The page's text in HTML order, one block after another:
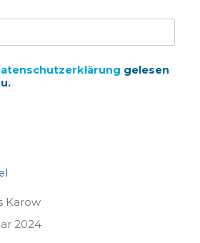
gelesen
Karow
2024